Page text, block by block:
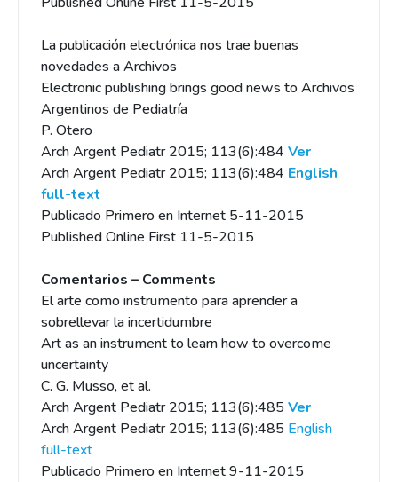
La publicación electrónica nos trae buenas
novedades a Archivos
Electronic publishing brings good news to Archivos
Argentinos de Pediatría
P. Otero
Arch Argent Pediatr 2015; 113(6):484 Ver
Arch Argent Pediatr 2015; 113(6):484 English
full-text
Publicado Primero en Internet 5-11-2015
Published Online First 11-5-2015
Comentarios – Comments
El arte como instrumento para aprender a
sobrellevar la incertidumbre
Art as an instrument to learn how to overcome
uncertainty
C. G. Musso, et al.
Arch Argent Pediatr 2015; 113(6):485Ver
Arch Argent Pediatr 2015; 113(6):485 English
full-text
Publicado Primero en Internet 9-11-2015